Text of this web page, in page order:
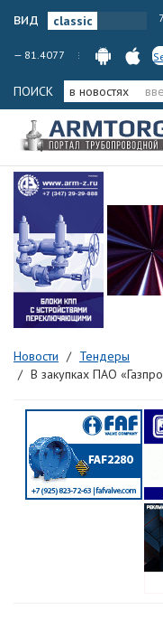
вид
— 81.4077
ПОИСК в новостях
Новости
Тендеры
В закупках ПАО